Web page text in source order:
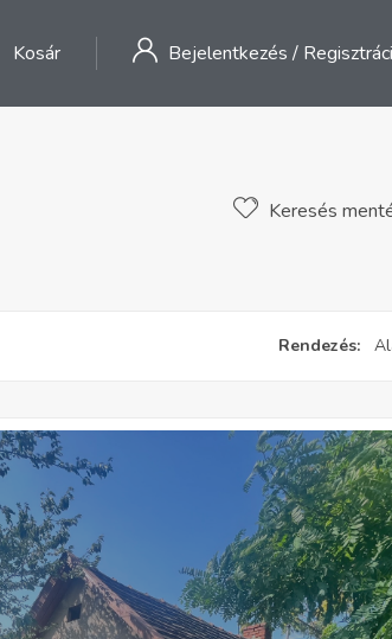
Kosár Bejelentkezés /
Keresés
Rendezés: